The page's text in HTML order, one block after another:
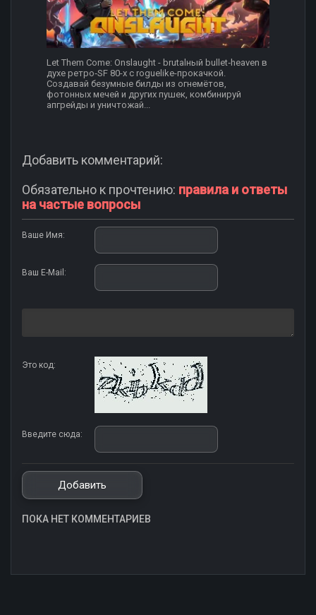
Let Them Come: Onslaught - brutalный bullet‑heaven в
духе ретро‑SF 80-х с roguelike-прокачкой.
Создавай безумные билды из огнемётов,
фотонных мечей и других пушек, комбинируй
апгрейды и уничтожай...
Добавить комментарий:
Обязательно к прочтению: правила и ответы
на частые вопросы
Ваше Имя:
Ваш E-Mail:
Это код:
Введите сюда:
ПОКА НЕТ КОММЕНТАРИЕВ